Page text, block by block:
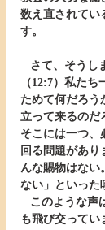
数え直されてい
す。
（12:7）私た
ためて何だろう
立って来るのだ
そこには一つ、
回る問題があり
んな賜物はない
ない」といった
も飛び交ってい